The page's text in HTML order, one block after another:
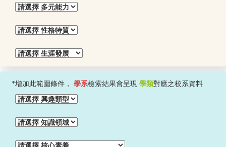
*增加此範圍條件， 學系檢索結果會呈現 學類對應之校系資料